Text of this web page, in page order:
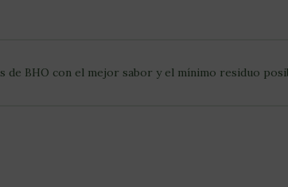
BHO con el mejor sabor y el mínimo residuo